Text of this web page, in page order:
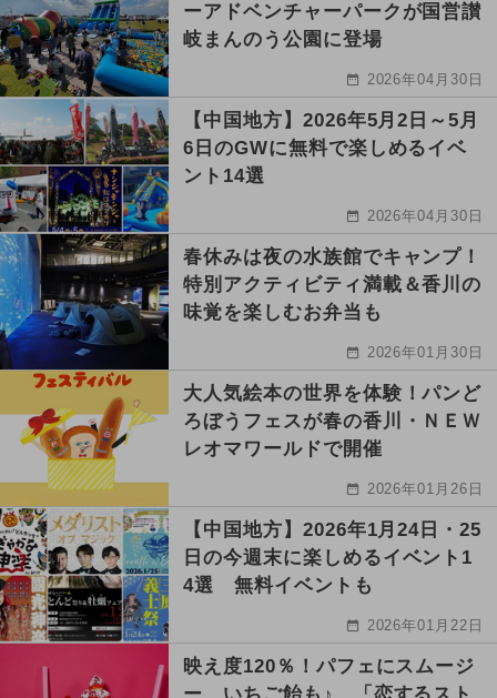
ーアドベンチャーパークが国営讃
岐まんのう公園に登場
2026年04月30日
【中国地方】2026年5月2日～5月
6日のGWに無料で楽しめるイベ
ント14選
2026年04月30日
春休みは夜の水族館でキャンプ！
特別アクティビティ満載＆香川の
味覚を楽しむお弁当も
2026年01月30日
大人気絵本の世界を体験！パンど
ろぼうフェスが春の香川・ＮＥＷ
レオマワールドで開催
2026年01月26日
【中国地方】2026年1月24日・25
日の今週末に楽しめるイベント1
4選 無料イベントも
2026年01月22日
映え度120％！パフェにスムージ